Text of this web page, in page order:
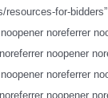
for-
noreferrer
noopener
noreferrer
noopener